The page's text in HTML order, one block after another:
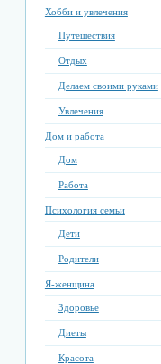
Хобби и увлечения
Путешествия
Отдых
Делаем своими руками
Увлечения
Дом и работа
Дом
Работа
Психология семьи
Дети
Родители
Я-женщина
Здоровье
Диеты
Красота